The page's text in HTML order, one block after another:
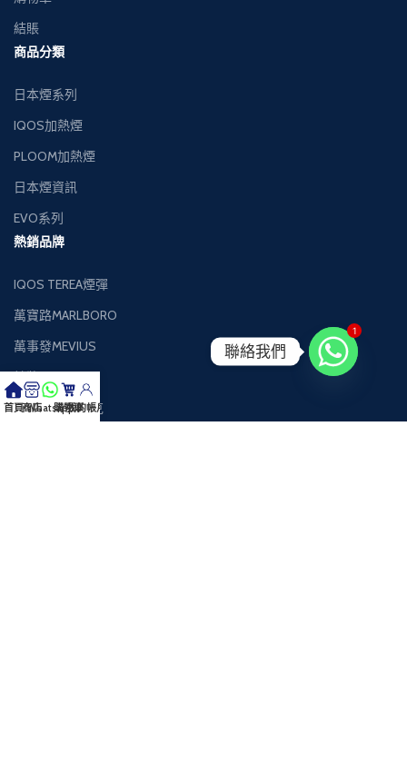
結賬
商品分類
日本煙系列
IQOS加熱煙
PLOOM加熱煙
日本煙資訊
EVO系列
熱銷品牌
IQOS TEREA煙彈
萬寶路MARLBORO
萬事發MEVIUS
健牌KENT
Black Jack黑傑克
首頁商店
Whatsapp
購物車我的帳戶
1
聯絡我們